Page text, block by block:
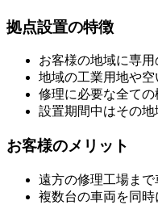
拠点設置の特徴
お客様の地域に専
地域の工業用地や
修理に必要な全て
設置期間中はその
お客様のメリット
遠方の修理工場ま
複数台の車両を同